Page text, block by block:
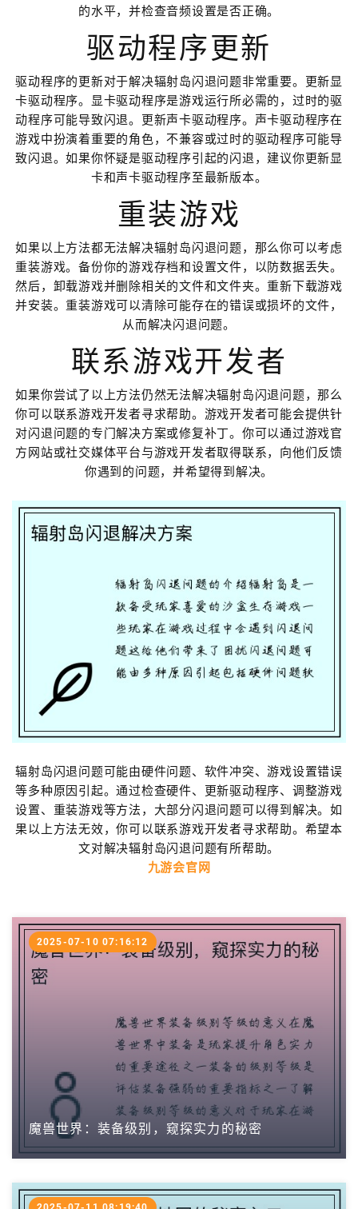
的水平，并检查音频设置是否正确。
驱动程序更新
驱动程序的更新对于解决辐射岛闪退问题非常重要。更新显
卡驱动程序。显卡驱动程序是游戏运行所必需的，过时的驱
动程序可能导致闪退。更新声卡驱动程序。声卡驱动程序在
游戏中扮演着重要的角色，不兼容或过时的驱动程序可能导
致闪退。如果你怀疑是驱动程序引起的闪退，建议你更新显
卡和声卡驱动程序至最新版本。
重装游戏
如果以上方法都无法解决辐射岛闪退问题，那么你可以考虑
重装游戏。备份你的游戏存档和设置文件，以防数据丢失。
然后，卸载游戏并删除相关的文件和文件夹。重新下载游戏
并安装。重装游戏可以清除可能存在的错误或损坏的文件，
从而解决闪退问题。
联系游戏开发者
如果你尝试了以上方法仍然无法解决辐射岛闪退问题，那么
你可以联系游戏开发者寻求帮助。游戏开发者可能会提供针
对闪退问题的专门解决方案或修复补丁。你可以通过游戏官
方网站或社交媒体平台与游戏开发者取得联系，向他们反馈
你遇到的问题，并希望得到解决。
辐射岛闪退问题可能由硬件问题、软件冲突、游戏设置错误
等多种原因引起。通过检查硬件、更新驱动程序、调整游戏
设置、重装游戏等方法，大部分闪退问题可以得到解决。如
果以上方法无效，你可以联系游戏开发者寻求帮助。希望本
文对解决辐射岛闪退问题有所帮助。
九游会官网
魔兽世界：装备级别，窥探实力的秘密
2025-07-10 07:16:12